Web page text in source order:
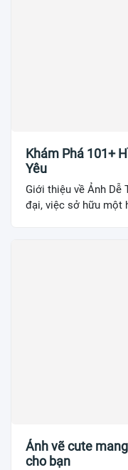
Khám Phá 101+
Yêu
Giới thiệu về Ảnh Dễ
đại, việc sở hữu một
Ảnh vẽ cute
cho bạn